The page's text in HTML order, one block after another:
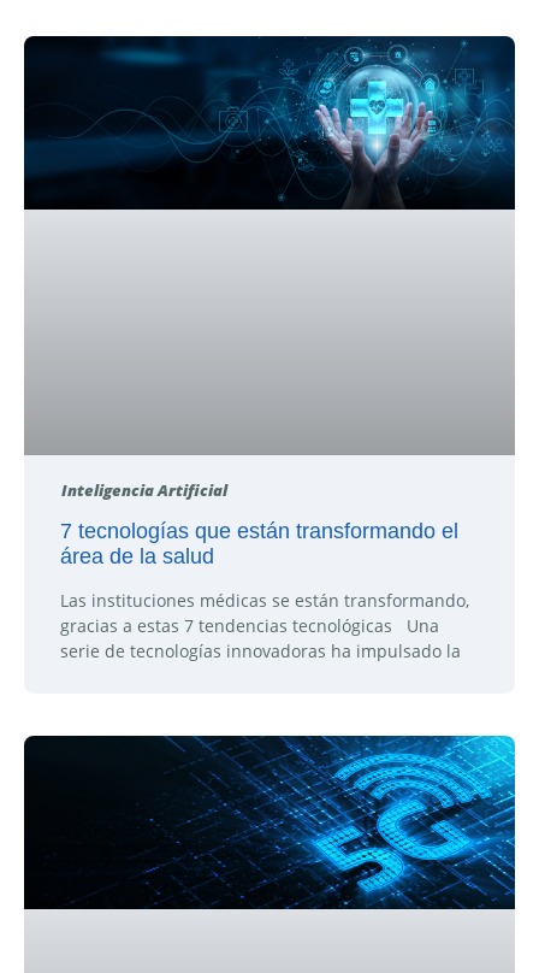
Inteligencia Artificial
7 tecnologías que están transformando el
área de la salud
Las instituciones médicas se están transformando,
gracias a estas 7 tendencias tecnológicas Una
serie de tecnologías innovadoras ha impulsado la